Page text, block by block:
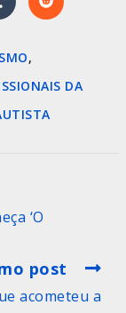
,
DA
‘O
post
acometeu a